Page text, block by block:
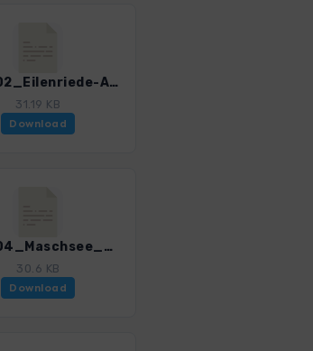
HAN_02_Eilenriede-Annateich-Tiergarten_4595_1.gpx
31.19 KB
Download
HAN_04_Maschsee_4595_1.gpx
30.6 KB
Download